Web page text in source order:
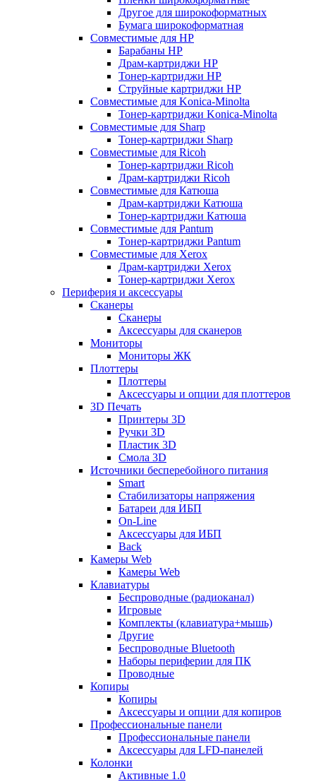
Другое для широкоформатных
Бумага широкоформатная
Совместимые для HP
Барабаны HP
Драм-картриджи HP
Тонер-картриджи HP
Струйные картриджи HP
Совместимые для Konica-Minolta
Тонер-картриджи Konica-Minolta
Совместимые для Sharp
Тонер-картриджи Sharp
Совместимые для Ricoh
Тонер-картриджи Ricoh
Драм-картриджи Ricoh
Совместимые для Катюша
Драм-картриджи Катюша
Тонер-картриджи Катюша
Совместимые для Pantum
Тонер-картриджи Pantum
Совместимые для Xerox
Драм-картриджи Xerox
Тонер-картриджи Xerox
Периферия и аксессуары
Сканеры
Сканеры
Аксессуары для сканеров
Мониторы
Мониторы ЖК
Плоттеры
Плоттеры
Аксессуары и опции для плоттеров
3D Печать
Принтеры 3D
Ручки 3D
Пластик 3D
Смола 3D
Источники бесперебойного питания
Smart
Стабилизаторы напряжения
Батареи для ИБП
On-Line
Аксессуары для ИБП
Back
Камеры Web
Камеры Web
Клавиатуры
Беспроводные (радиоканал)
Игровые
Комплекты (клавиатура+мышь)
Другие
Беспроводные Bluetooth
Наборы периферии для ПК
Проводные
Копиры
Копиры
Аксессуары и опции для копиров
Профессиональные панели
Профессиональные панели
Аксессуары для LFD-панелей
Колонки
Активные 1.0